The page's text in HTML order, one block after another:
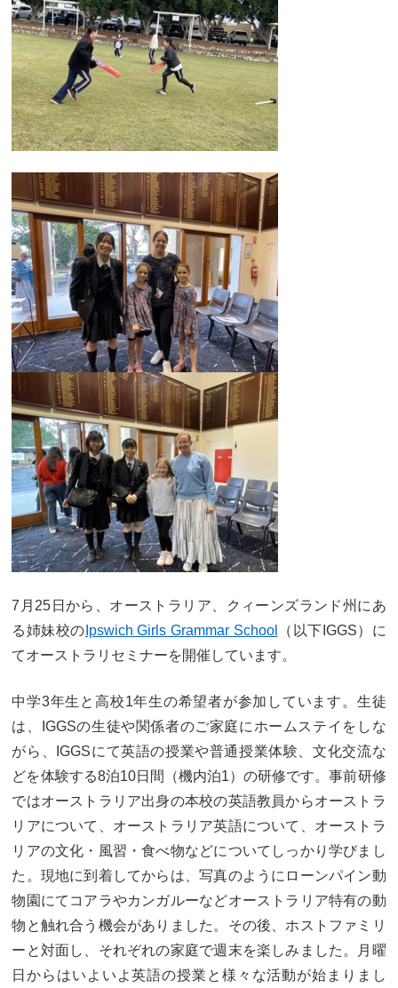
入試関連情報
学校説明会等イベント情報 デジタルパンフレット
募集要項 入試結果
入試問題 入試Q&A
保護者の方へ
在校生の方へ
卒業生及び卒業生保護者の方へ
KICHIJO NEWS
アクセス
お問い合わせ 個人情報保護について
7月25日から、オーストラリア、クィーンズランド州にあ
る姉妹校の Ipswich Girls Grammar School
（以下IGGS）に
てオーストラリセミナーを開催しています。
中学3年生と高校1年生の希望者が参加しています。生徒
は、IGGSの生徒や関係者のご家庭にホームステイをしな
がら、IGGSにて英語の授業や普通授業体験、文化交流な
どを体験する8泊10日間（機内泊1）の研修です。事前研修
ではオーストラリア出身の本校の英語教員からオーストラ
リアについて、オーストラリア英語について、オーストラ
リアの文化・風習・食べ物などについてしっかり学びまし
た。現地に到着してからは、写真のようにローンパイン動
物園にてコアラやカンガルーなどオーストラリア特有の動
物と触れ合う機会がありました。その後、ホストファミリ
ーと対面し、それぞれの家庭で週末を楽しみました。月曜
日からはいよいよ英語の授業と様々な活動が始まりまし